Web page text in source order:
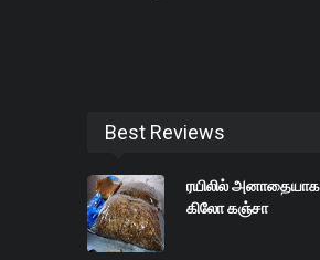
Best Reviews
ரயிலில் அனாதையாக
கிலோ கஞ்சா